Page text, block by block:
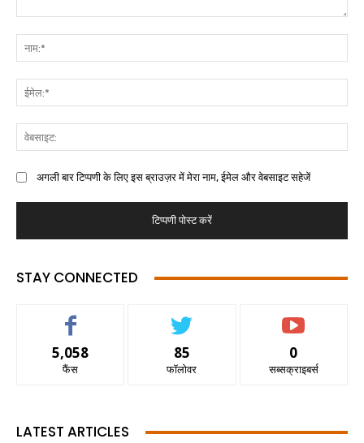
अगली बार टिप्पणी के लिए इस ब्राउज़र में मेरा नाम, ईमेल और वेबसाइट सहेजें
STAY CONNECTED
5,058
फैंस
85
फॉलोवर
0
सब्सक्राइबर्स
LATEST ARTICLES